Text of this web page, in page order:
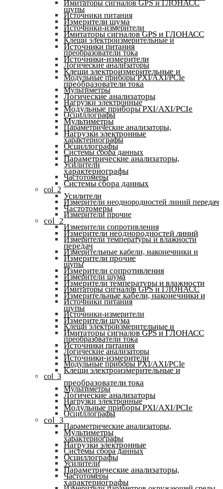
Имитаторы сигналов GPS и ГЛОНАСС
Источники питания
Источники-измерители
Клещи электроизмерительные и
преобразователи тока
Логические анализаторы
Модульные приборы PXI/AXI/PCIe
Мультиметры
Нагрузки электронные
Осциллографы
Параметрические анализаторы,
характериографы
Системы сбора данных
Усилители
Частотомеры
col_2
Измерители неоднородностей линий передач
Измерители прочие
Измерители сопротивления
Измерители температуры и влажности
Измерительные кабели, наконечники и
щупы
Измерители шума
Имитаторы сигналов GPS и ГЛОНАСС
Источники питания
Источники-измерители
Клещи электроизмерительные и
преобразователи тока
Логические анализаторы
Модульные приборы PXI/AXI/PCIe
col_3
Мультиметры
Нагрузки электронные
Осциллографы
Параметрические анализаторы,
характериографы
Системы сбора данных
Усилители
Частотомеры
щупы
Измерители шума
Имитаторы сигналов GPS и ГЛОНАСС
Источники питания
Источники-измерители
Клещи электроизмерительные и
преобразователи тока
Логические анализаторы
Модульные приборы PXI/AXI/PCIe
Мультиметры
Нагрузки электронные
Осциллографы
Параметрические анализаторы,
характериографы
Системы сбора данных
Усилители
Частотомеры
col_2
Измерители неоднородностей линий
передач
Измерители прочие
Измерители сопротивления
Измерители температуры и влажности
Измерительные кабели, наконечники и
щупы
Измерители шума
Имитаторы сигналов GPS и ГЛОНАСС
Источники питания
Источники-измерители
Клещи электроизмерительные и
преобразователи тока
Логические анализаторы
Модульные приборы PXI/AXI/PCIe
col_3
Мультиметры
Нагрузки электронные
Осциллографы
Параметрические анализаторы,
характериографы